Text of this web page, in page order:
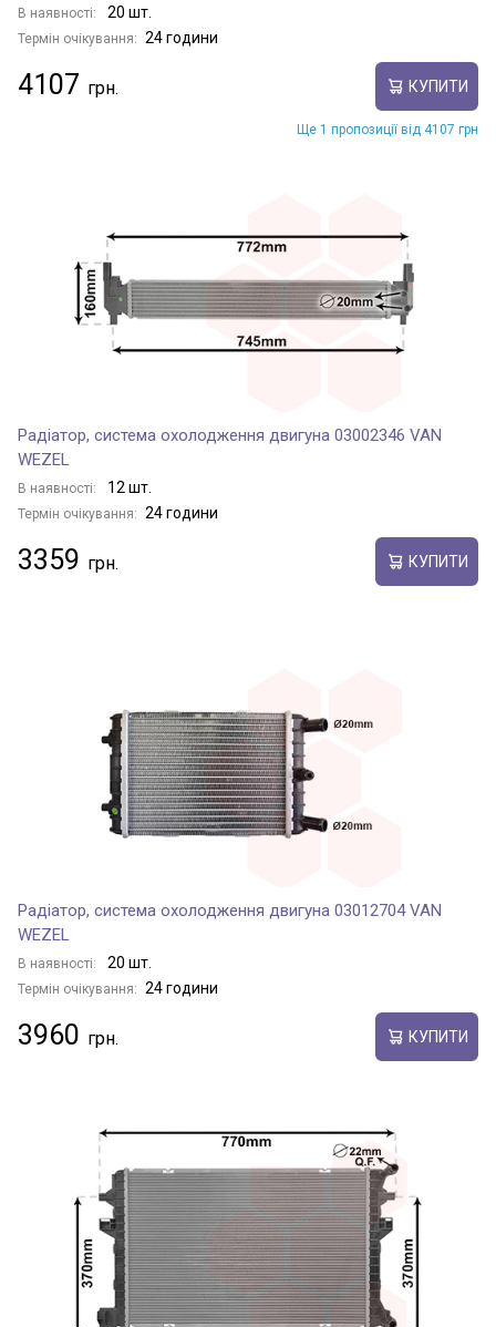
В наявності: 20 шт.
Термін очікування: 24 години
4107 КУПИТИ
Ще 1 пропозиції від 4107 грн
Радіатор, система охолодження двигуна 03002346 VAN
WEZEL
В наявності: 12 шт.
Термін очікування: 24 години
3359 КУПИТИ
Радіатор, система охолодження двигуна 03012704 VAN
WEZEL
В наявності: 20 шт.
Термін очікування: 24 години
3960 КУПИТИ